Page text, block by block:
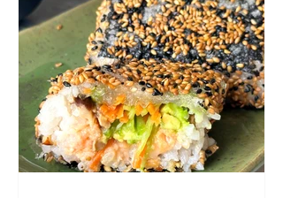
בסגנון פרמז׳נה לחם שאוהבים, אני השתמשתי
בבאגט 1-2 חצילים שמן זית, או שמן לטיגון מלח
דק רוטב עגבניות לפי המתכון כאן, או רוטב עג